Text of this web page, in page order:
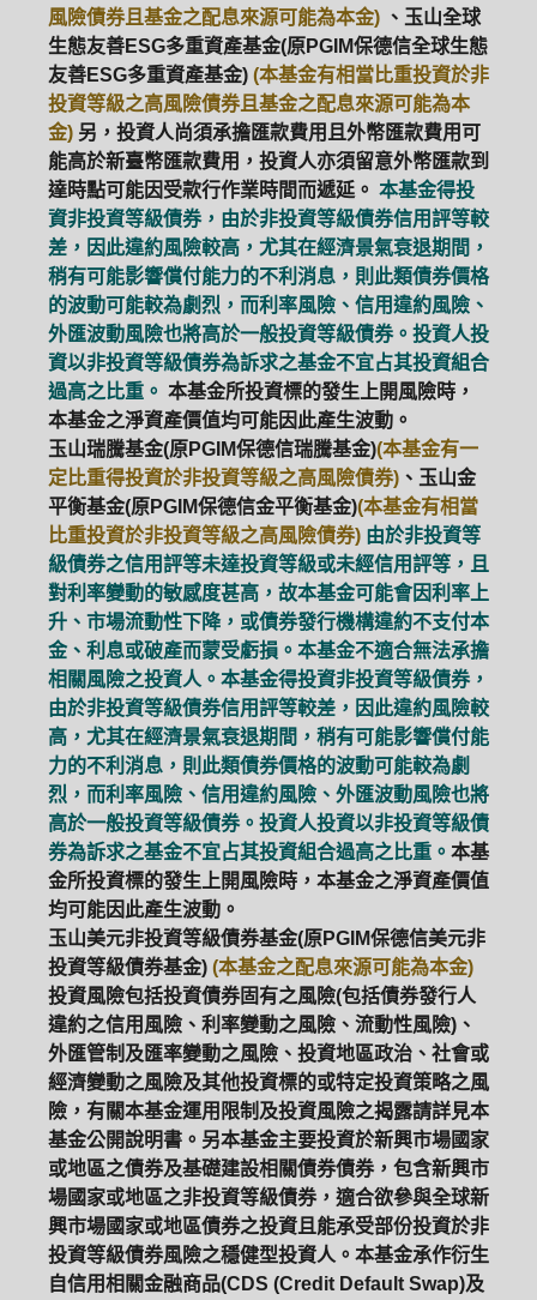
風險債券且基金之配息來源可能為本金) 、玉山全球
生態友善ESG多重資產基金(原PGIM保德信全球生態
友善ESG多重資產基金) (本基金有相當比重投資於非
投資等級之高風險債券且基金之配息來源可能為本
金) 另，投資人尚須承擔匯款費用且外幣匯款費用可
能高於新臺幣匯款費用，投資人亦須留意外幣匯款到
達時點可能因受款行作業時間而遞延。 本基金得投
資非投資等級債券，由於非投資等級債券信用評等較
差，因此違約風險較高，尤其在經濟景氣衰退期間，
稍有可能影響償付能力的不利消息，則此類債券價格
的波動可能較為劇烈，而利率風險、信用違約風險、
外匯波動風險也將高於一般投資等級債券。投資人投
資以非投資等級債券為訴求之基金不宜占其投資組合
過高之比重。 本基金所投資標的發生上開風險時，
本基金之淨資產價值均可能因此產生波動。
玉山瑞騰基金(原PGIM保德信瑞騰基金)(本基金有一
定比重得投資於非投資等級之高風險債券) 、玉山金
平衡基金(原PGIM保德信金平衡基金)(本基金有相當
比重投資於非投資等級之高風險債券) 由於非投資等
級債券之信用評等未達投資等級或未經信用評等，且
對利率變動的敏感度甚高，故本基金可能會因利率上
升、市場流動性下降，或債券發行機構違約不支付本
金、利息或破產而蒙受虧損。本基金不適合無法承擔
相關風險之投資人。本基金得投資非投資等級債券，
由於非投資等級債券信用評等較差，因此違約風險較
高，尤其在經濟景氣衰退期間，稍有可能影響償付能
力的不利消息，則此類債券價格的波動可能較為劇
烈，而利率風險、信用違約風險、外匯波動風險也將
高於一般投資等級債券。投資人投資以非投資等級債
券為訴求之基金不宜占其投資組合過高之比重。 本基
金所投資標的發生上開風險時，本基金之淨資產價值
均可能因此產生波動。
玉山美元非投資等級債券基金(原PGIM保德信美元非
投資等級債券基金) (本基金之配息來源可能為本金)
投資風險包括投資債券固有之風險(包括債券發行人
違約之信用風險、利率變動之風險、流動性風險)、
外匯管制及匯率變動之風險、投資地區政治、社會或
經濟變動之風險及其他投資標的或特定投資策略之風
險，有關本基金運用限制及投資風險之揭露請詳見本
基金公開說明書。另本基金主要投資於新興市場國家
或地區之債券及基礎建設相關債券債券，包含新興市
場國家或地區之非投資等級債券，適合欲參與全球新
興市場國家或地區債券之投資且能承受部份投資於非
投資等級債券風險之穩健型投資人。本基金承作衍生
自信用相關金融商品(CDS (Credit Default Swap)及